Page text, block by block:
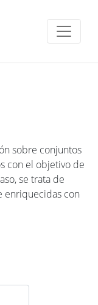
sobre conjuntos
con el objetivo de
se trata de
enriquecidas con